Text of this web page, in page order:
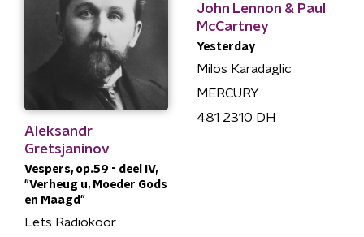
Aleksandr
Gretsjaninov
Vespers, op.59 - deel IV,
"Verheug u, Moeder Gods
en Maagd"
Lets Radiokoor
John Lennon & Paul
McCartney
Yesterday
Milos Karadaglic
MERCURY
481 2310 DH